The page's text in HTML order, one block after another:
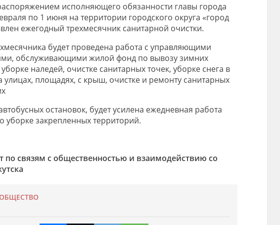
исполняющего обязанности главы города
по 1 июня на территории городского округа «город
ежегодный трехмесячник санитарной очистки.
будет проведена работа с управляющими
обслуживающими жилой фонд по вывозу зимних
наледей, очистке санитарных точек, уборке снега в
улицах, площадях, с крыш, очистке и ремонту санитарных
остановок, будет усилена ежедневная работа
уборке закрепленных территорий.
по связям с общественностью и взаимодействию со
ОБЩЕСТВО